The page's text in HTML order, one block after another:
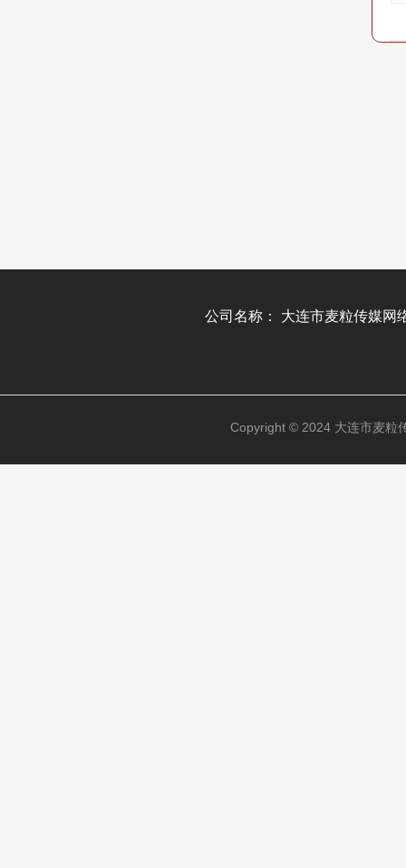
公司名称： 大连市麦粒传媒网
Copyright © 2024 大连市麦